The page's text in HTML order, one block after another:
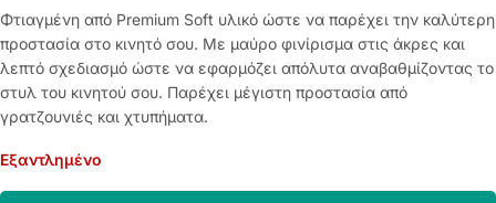
Φτιαγμένη από Premium Soft υλικό ώστε να παρέχει την καλύτερη
προστασία στο κινητό σου. Με μαύρο φινίρισμα στις άκρες και
λεπτό σχεδιασμό ώστε να εφαρμόζει απόλυτα αναβαθμίζοντας το
στυλ του κινητού σου. Παρέχει μέγιστη προστασία από
γρατζουνιές και χτυπήματα.
Εξαντλημένο